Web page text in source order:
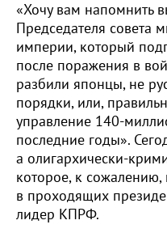
«Хочу вам напомнить
Председателя совета
империи, который
после поражения в
разбили японцы, не
порядки, или,
управление 140-
последние годы».
а олигархически-
которое, к сожалению,
в проходящих
лидер КПРФ.